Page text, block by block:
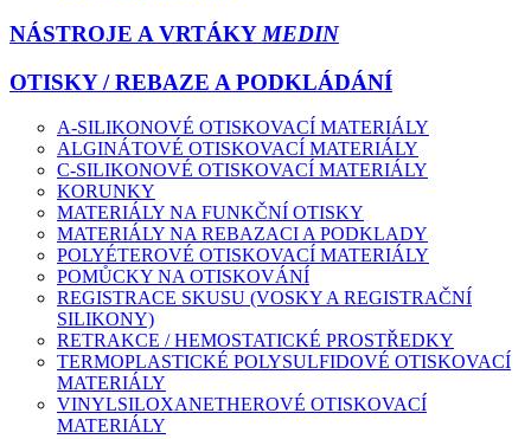
NÁSTROJE A VRTÁKY MEDIN
OTISKY / REBAZE A PODKLÁDÁNÍ
A-SILIKONOVÉ OTISKOVACÍ MATERIÁLY
ALGINÁTOVÉ OTISKOVACÍ MATERIÁLY
C-SILIKONOVÉ OTISKOVACÍ MATERIÁLY
KORUNKY
MATERIÁLY NA FUNKČNÍ OTISKY
MATERIÁLY NA REBAZACI A PODKLADY
POLYÉTEROVÉ OTISKOVACÍ MATERIÁLY
POMŮCKY NA OTISKOVÁNÍ
REGISTRACE SKUSU (VOSKY A REGISTRAČNÍ
SILIKONY)
RETRAKCE / HEMOSTATICKÉ PROSTŘEDKY
TERMOPLASTICKÉ POLYSULFIDOVÉ OTISKOVACÍ
MATERIÁLY
VINYLSILOXANETHEROVÉ OTISKOVACÍ
MATERIÁLY